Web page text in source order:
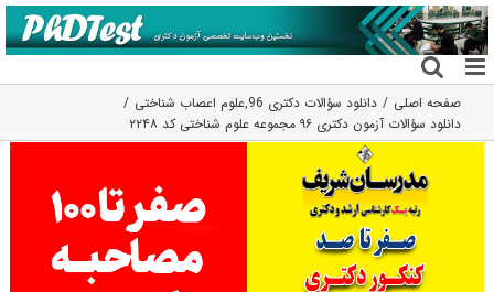
رفتن
به
محتوا
صفحه اصلی دانلود سؤالات دکتری 96 ,علوم اعصاب شناختی
دانلود سؤالات آزمون دکتری ۹۶ مجموعه علوم شناختی کد ۲۲۴۸